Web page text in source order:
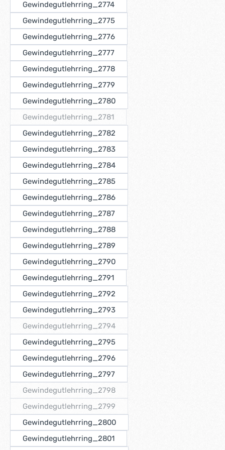
Gewindegutlehrring_2774
Gewindegutlehrring_2775
Gewindegutlehrring_2776
Gewindegutlehrring_2777
Gewindegutlehrring_2778
Gewindegutlehrring_2779
Gewindegutlehrring_2780
Gewindegutlehrring_2781
(Diese Option ist zurzeit nicht verfügbar.)
Gewindegutlehrring_2782
Gewindegutlehrring_2783
Gewindegutlehrring_2784
Gewindegutlehrring_2785
Gewindegutlehrring_2786
Gewindegutlehrring_2787
Gewindegutlehrring_2788
Gewindegutlehrring_2789
Gewindegutlehrring_2790
Gewindegutlehrring_2791
Gewindegutlehrring_2792
Gewindegutlehrring_2793
Gewindegutlehrring_2794
(Diese Option ist zurzeit nicht verfügbar.)
Gewindegutlehrring_2795
Gewindegutlehrring_2796
Gewindegutlehrring_2797
Gewindegutlehrring_2798
(Diese Option ist zurzeit nicht verfügbar.)
Gewindegutlehrring_2799
(Diese Option ist zurzeit nicht verfügbar.)
Gewindegutlehrring_2800
Gewindegutlehrring_2801